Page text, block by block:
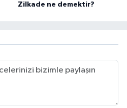
Zilkade ne demektir?